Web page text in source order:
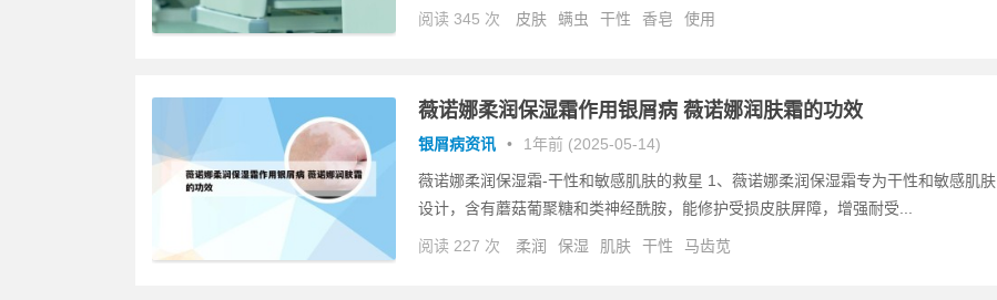
阅读 345 次 皮肤 螨虫 干性 香皂 使用
薇诺娜柔润保湿霜作用银屑病 薇诺娜润肤霜的功效
银屑病资讯 • 1年前 (2025-05-14)
薇诺娜柔润保湿霜-干性和敏感肌肤的救星 1、薇诺娜柔润保湿霜专为干性和敏感肌肤
设计，含有蘑菇葡聚糖和类神经酰胺，能修护受损皮肤屏障，增强耐受...
阅读 227 次 柔润 保湿 肌肤 干性 马齿苋